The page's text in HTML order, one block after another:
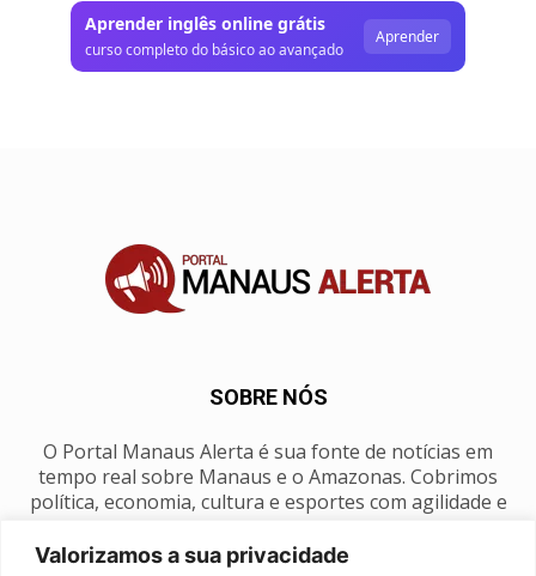
Valorizamos a sua privacidade
Aprender inglês online grátis
curso completo do básico ao avançado
Aprender
SOBRE NÓS
O Portal Manaus Alerta é sua fonte de notícias em
tempo real sobre Manaus e o Amazonas. Cobrimos
política, economia, cultura e esportes com agilidade e